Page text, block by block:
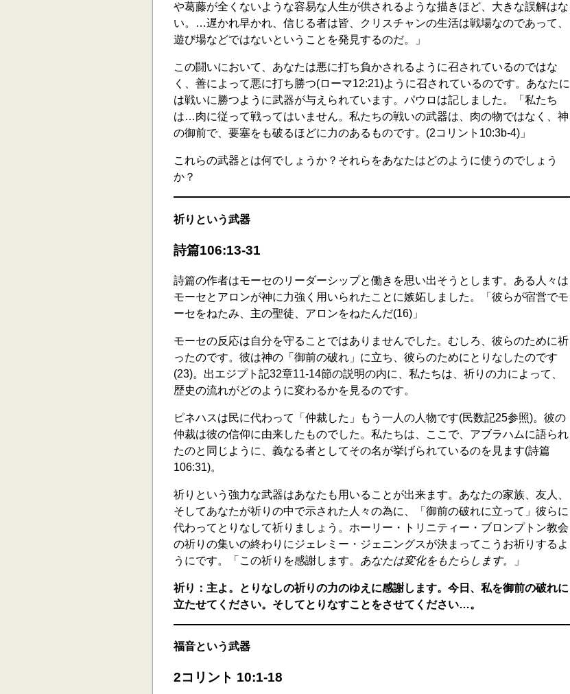
や葛藤が全くないような容易な人生が供されるような描きほど、大きな誤解はな
い。…遅かれ早かれ、信じる者は皆、クリスチャンの生活は戦場なのであって、
遊び場などではないということを発見するのだ。」
この闘いにおいて、あなたは悪に打ち負かされるように召されているのではな
く、善によって悪に打ち勝つ(ローマ12:21)ように召されているのです。あなたに
は戦いに勝つように武器が与えられています。パウロは記しました。「私たち
は…肉に従って戦ってはいません。私たちの戦いの武器は、肉の物ではなく、神
の御前で、要塞をも破るほどに力のあるものです。(2コリント10:3b-4)」
これらの武器とは何でしょうか？それらをあなたはどのように使うのでしょう
か？
祈りという武器
詩篇106:13-31
詩篇の作者はモーセのリーダーシップと働きを思い出そうとします。ある人々は
モーセとアロンが神に力強く用いられたことに嫉妬しました。「彼らが宿営でモ
ーセをねたみ、主の聖徒、アロンをねたんだ(16)」
モーセの反応は自分を守ることではありませんでした。むしろ、彼らのために祈
ったのです。彼は神の「御前の破れ」に立ち、彼らのためにとりなしたのです
(23)。出エジプト記32章11-14節の説明の内に、私たちは、祈りの力によって、
歴史の流れがどのように変わるかを見るのです。
ピネハスは民に代わって「仲裁した」もう一人の人物です(民数記25参照)。彼の
仲裁は彼の信仰に由来したものでした。私たちは、ここで、アブラハムに語られ
たのと同じように、義なる者としてその名が挙げられているのを見ます(詩篇
106:31)。
祈りという強力な武器はあなたも用いることが出来ます。あなたの家族、友人、
そしてあなたが祈りの中で示された人々の為に、「御前の破れに立って」彼らに
代わってとりなして祈りましょう。ホーリー・トリニティー・ブロンプトン教会
の祈りの集いの終わりにジェレミー・ジェニングスが決まってこうお祈りするよ
うにです。「この祈りを感謝します。 あなたは変化をもたらします。 」
祈り：主よ。とりなしの祈りの力のゆえに感謝します。今日、私を御前の破れに
立たせてください。そしてとりなすことをさせてください…。
福音という武器
2コリント 10:1-18